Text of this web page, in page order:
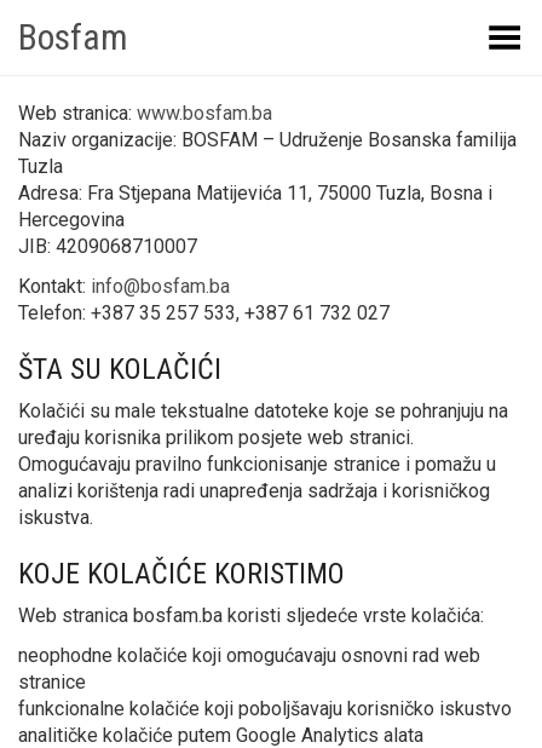
Bosfam Toggle Menu
Web stranica: www.bosfam.ba
Naziv organizacije: BOSFAM – Udruženje Bosanska familija
Tuzla
Adresa: Fra Stjepana Matijevića 11, 75000 Tuzla, Bosna i
Hercegovina
JIB: 4209068710007
Kontakt: info@bosfam.ba
Telefon: +387 35 257 533, +387 61 732 027
ŠTA SU KOLAČIĆI
Kolačići su male tekstualne datoteke koje se pohranjuju na
uređaju korisnika prilikom posjete web stranici.
Omogućavaju pravilno funkcionisanje stranice i pomažu u
analizi korištenja radi unapređenja sadržaja i korisničkog
iskustva.
KOJE KOLAČIĆE KORISTIMO
Web stranica bosfam.ba koristi sljedeće vrste kolačića:
neophodne kolačiće koji omogućavaju osnovni rad web
stranice
funkcionalne kolačiće koji poboljšavaju korisničko iskustvo
analitičke kolačiće putem Google Analytics alata